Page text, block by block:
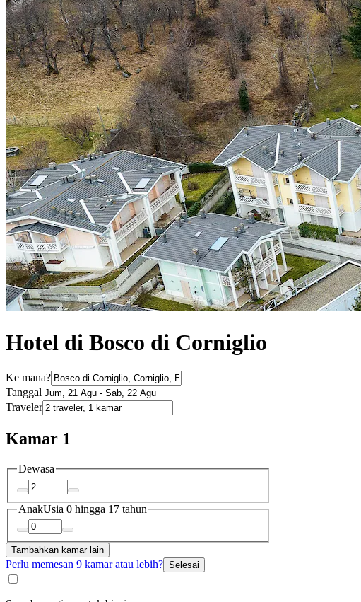
Hotel di Bosco di Corniglio
Ke mana?
Tanggal
Traveler
Kamar 1
Dewasa
AnakUsia 0 hingga 17 tahun
Tambahkan kamar lain
Perlu memesan 9 kamar atau lebih? Selesai